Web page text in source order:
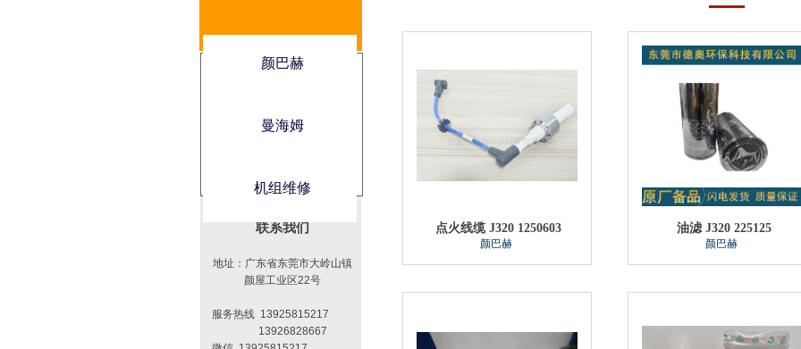
点火线缆 J320 1250603
颜巴赫
油滤 J320 225125
颜巴赫
颜巴赫
曼海姆
机组维修
联系我们
地址：广东省东莞市大岭山镇
颜屋工业区22号
​服务热线 13925815217
13926828667